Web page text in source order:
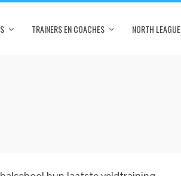
TRAINERS EN COACHES NORTH LEAGUE